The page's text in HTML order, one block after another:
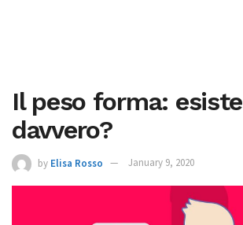
Il peso forma: esiste
davvero?
by Elisa Rosso January 9, 2020